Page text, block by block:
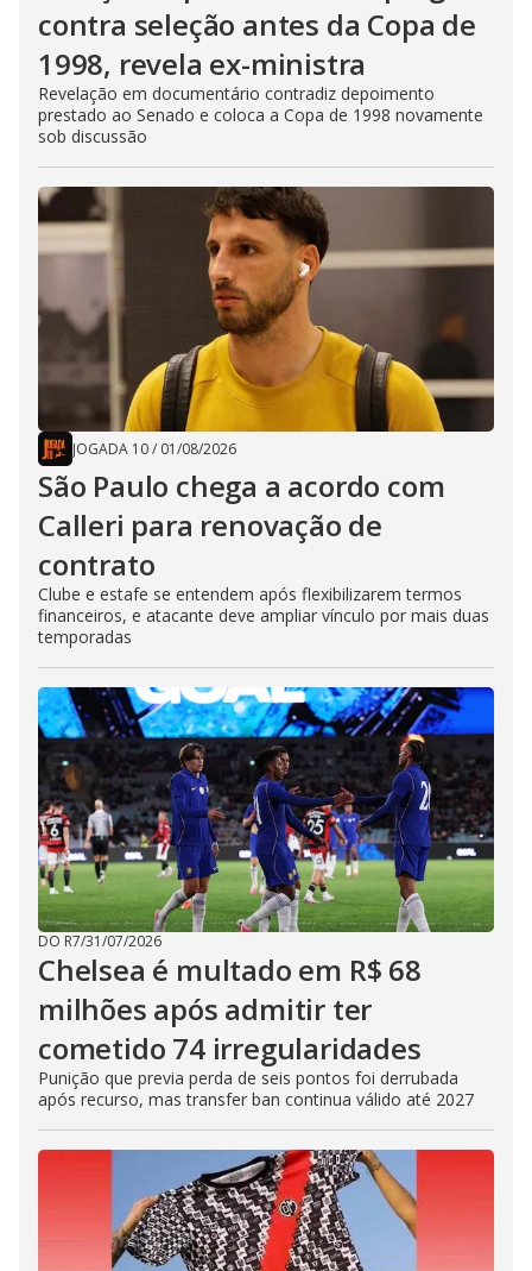
contra seleção antes da Copa de
1998, revela ex-ministra
Revelação em documentário contradiz depoimento
prestado ao Senado e coloca a Copa de 1998 novamente
sob discussão
JOGADA 10/ 01/08/2026
São Paulo chega a acordo com
Calleri para renovação de
contrato
Clube e estafe se entendem após flexibilizarem termos
financeiros, e atacante deve ampliar vínculo por mais duas
temporadas
DO R7/31/07/2026
Chelsea é multado em R$ 68
milhões após admitir ter
cometido 74 irregularidades
Punição que previa perda de seis pontos foi derrubada
após recurso, mas transfer ban continua válido até 2027